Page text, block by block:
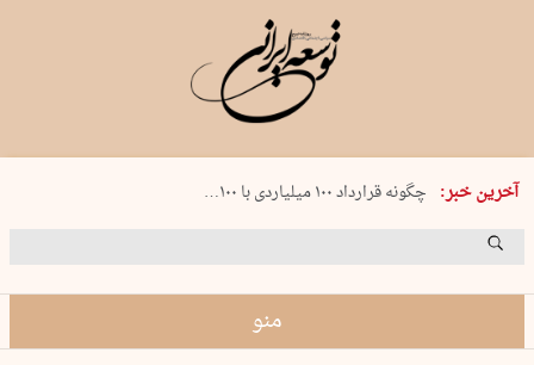
آخرین خبر:
شنبه 17 مرداد 1405 شماره 2244
چگونه قرارداد ۱۰۰ میلیاردی با ۱۰۰…
پنجره‌ای که باز نشد
منو